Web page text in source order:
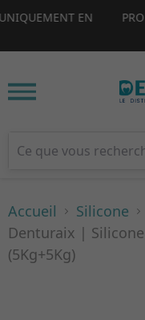
PRODUITS EN
Accueil Silicone
Denturaix | Silicone
(5Kg+5Kg)